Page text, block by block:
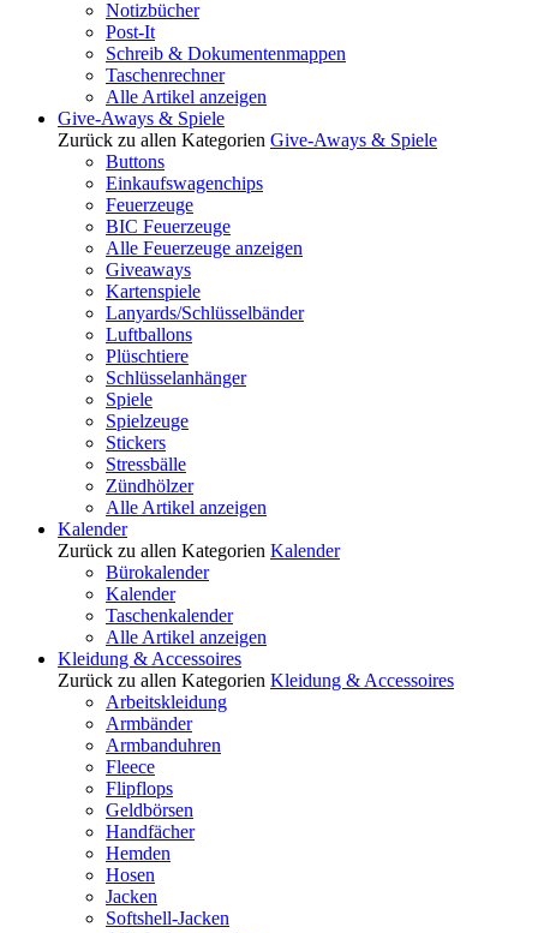
Notizbücher
Post-It
Schreib & Dokumentenmappen
Taschenrechner
Alle Artikel anzeigen
Give-Aways & Spiele
Zurück zu allen Kategorien Give-Aways & Spiele
Buttons
Einkaufswagenchips
Feuerzeuge
BIC Feuerzeuge
Alle Feuerzeuge anzeigen
Giveaways
Kartenspiele
Lanyards/Schlüsselbänder
Luftballons
Plüschtiere
Schlüsselanhänger
Spiele
Spielzeuge
Stickers
Stressbälle
Zündhölzer
Alle Artikel anzeigen
Kalender
Zurück zu allen Kategorien Kalender
Bürokalender
Kalender
Taschenkalender
Alle Artikel anzeigen
Kleidung & Accessoires
Zurück zu allen Kategorien Kleidung & Accessoires
Arbeitskleidung
Armbänder
Armbanduhren
Fleece
Flipflops
Geldbörsen
Handfächer
Hemden
Hosen
Jacken
Softshell-Jacken